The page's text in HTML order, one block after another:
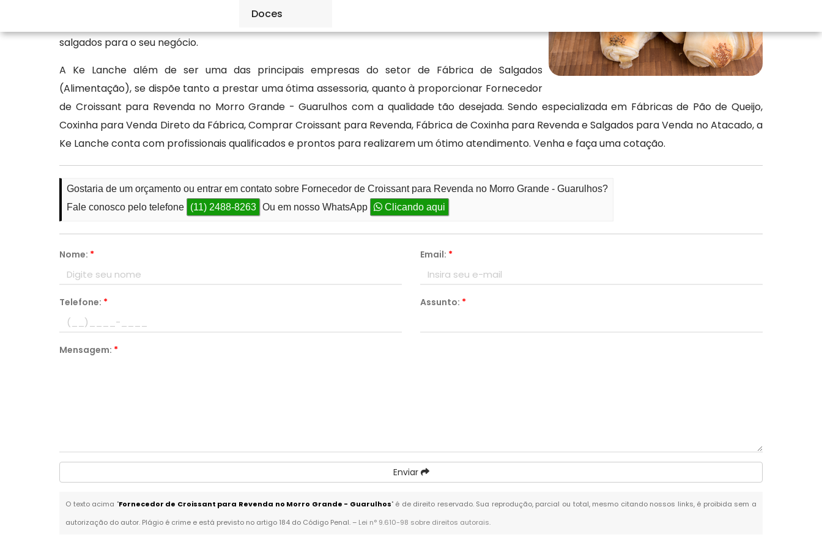
Doces
salgados para o seu negócio.
A Ke Lanche além de ser uma das principais empresas do setor de Fábrica de Salgados
(Alimentação), se dispõe tanto a prestar uma ótima assessoria, quanto à proporcionar Fornecedor
de Croissant para Revenda no Morro Grande - Guarulhos com a qualidade tão desejada. Sendo especializada em Fábricas de Pão de Queijo,
Coxinha para Venda Direto da Fábrica, Comprar Croissant para Revenda, Fábrica de Coxinha para Revenda e Salgados para Venda no Atacado, a
Ke Lanche conta com profissionais qualificados e prontos para realizarem um ótimo atendimento. Venha e faça uma cotação.
Gostaria de um orçamento ou entrar em contato sobre Fornecedor de Croissant para Revenda no Morro Grande - Guarulhos?
Fale conosco pelo telefone
(11) 2488-8263 Ou em nosso WhatsApp Clicando aqui
Nome: * Email: *
Telefone: * Assunto: *
Mensagem: *
Enviar
O texto acima "Fornecedor de Croissant para Revenda no Morro Grande - Guarulhos" é de direito reservado. Sua reprodução, parcial ou total, mesmo citando nossos links, é proibida sem a
autorização do autor. Plágio é crime e está previsto no artigo 184 do Código Penal. – Lei n° 9.610-98 sobre direitos autorais.